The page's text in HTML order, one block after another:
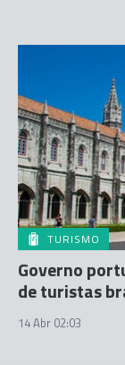
TURISMO
Governo
de turistas
14 Abr 02:03